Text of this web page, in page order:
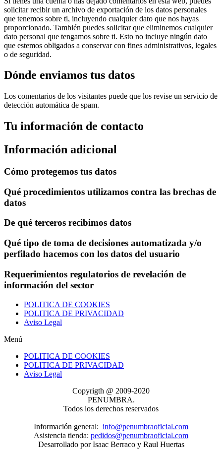
solicitar recibir un archivo de exportación de los datos personales
que tenemos sobre ti, incluyendo cualquier dato que nos hayas
proporcionado. También puedes solicitar que eliminemos cualquier
dato personal que tengamos sobre ti. Esto no incluye ningún dato
que estemos obligados a conservar con fines administrativos, legales
o de seguridad.
Dónde enviamos tus datos
Los comentarios de los visitantes puede que los revise un servicio de
detección automática de spam.
Tu información de contacto
Información adicional
Cómo protegemos tus datos
Qué procedimientos utilizamos contra las brechas de
datos
De qué terceros recibimos datos
Qué tipo de toma de decisiones automatizada y/o
perfilado hacemos con los datos del usuario
Requerimientos regulatorios de revelación de
información del sector
POLITICA DE COOKIES
POLITICA DE PRIVACIDAD
Aviso Legal
Menú
POLITICA DE COOKIES
POLITICA DE PRIVACIDAD
Aviso Legal
Copyrigth @ 2009-2020
PENUMBRA.
Todos los derechos reservados
Información general: info@penumbraoficial.com
Asistencia tienda: pedidos@penumbraoficial.com
Desarrollado por Isaac Berraco y Raul Huertas